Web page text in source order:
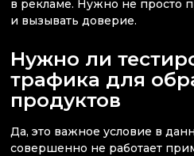
в рекламе. Нужно не просто
и вызывать доверие.
Нужно ли
трафика для
продуктов
Да, это важное условие в
совершенно не работает